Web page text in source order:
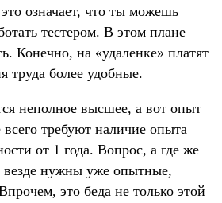
означает, что ты можешь
тестером. В этом плане
Конечно, на «удаленке» платят
труда более удобные.
неполное высшее, а вот опыт
требуют наличие опыта
от 1 года. Вопрос, а где же
везде нужны уже опытные,
это беда не только этой